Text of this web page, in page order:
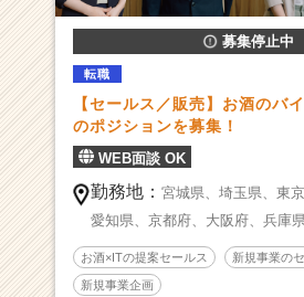
ト
が
届
く
就
活
サ
イ
募集停止中
転職
【セールス／販売】お酒のバ
のポジションを募集！
WEB面談 OK
勤務地： 宮城県、 埼玉県、 東京
愛知県、 京都府、 大阪府、 兵庫県
お酒×ITの提案セールス 新規事業の
新規事業企画